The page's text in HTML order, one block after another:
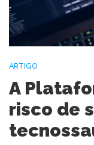
ARTIGO
A
risco de